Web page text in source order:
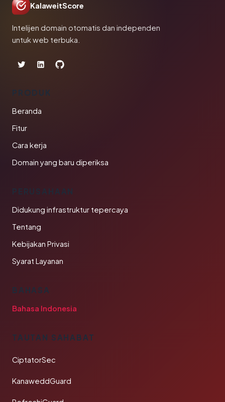
KalaweitScore
Intelijen domain otomatis dan independen
untuk web terbuka.
PRODUK
Beranda
Fitur
Cara kerja
Domain yang baru diperiksa
PERUSAHAAN
Didukung infrastruktur tepercaya
Tentang
Kebijakan Privasi
Syarat Layanan
BAHASA
Bahasa Indonesia
TAUTAN SAHABAT
CiptatorSec
KanaweddGuard